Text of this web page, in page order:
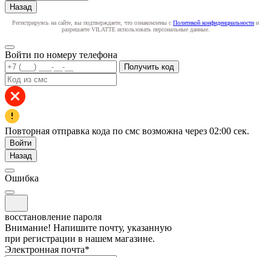
Назад
Регистрируясь на сайте, вы подтверждаете, что ознакомлены с Политикой конфиденциальности и
разрешаете VILATTE использовать персональные данные.
Войти по номеру телефона
Получить код
Повторная отправка кода по смс возможна через 02:00 сек.
Войти
Назад
Ошибка
восстановление пароля
Внимание! Напишите почту, указанную
при регистрации в нашем магазине.
Электронная почта*